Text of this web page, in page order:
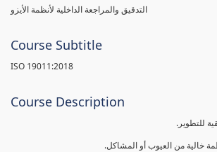
التدقيق والمراجعة الداخلية لأنظمة الأيزو
Course Subtitle
ISO 19011:2018
Course Description
للتطوير.
خالية من العيوب أو المشاكل.